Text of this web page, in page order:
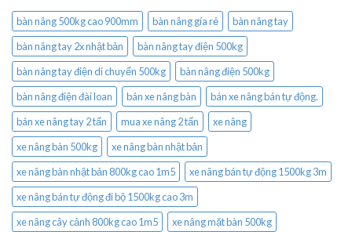
bàn nâng 500kg cao 900mm bàn nâng gía rẻ
bàn nâng tay
bàn nâng tay 2x nhật bản
bàn nâng tay điện 500kg
bàn nâng tay điện di chuyển 500kg
bàn nâng điện 500kg
bàn nâng điện đài loan
bán xe nâng bàn
bán xe nâng bán tự động.
bán xe nâng tay 2 tấn
mua xe nâng 2 tấn
xe nâng
xe nâng bàn 500kg
xe nâng bàn nhật bản
xe nâng bàn nhật bản 800kg cao 1m5
xe nâng bán tự động 1500kg 3m
xe nâng bán tự động đi bộ 1500kg cao 3m
xe nâng cây cảnh 800kg cao 1m5
xe nâng mặt bàn 500kg